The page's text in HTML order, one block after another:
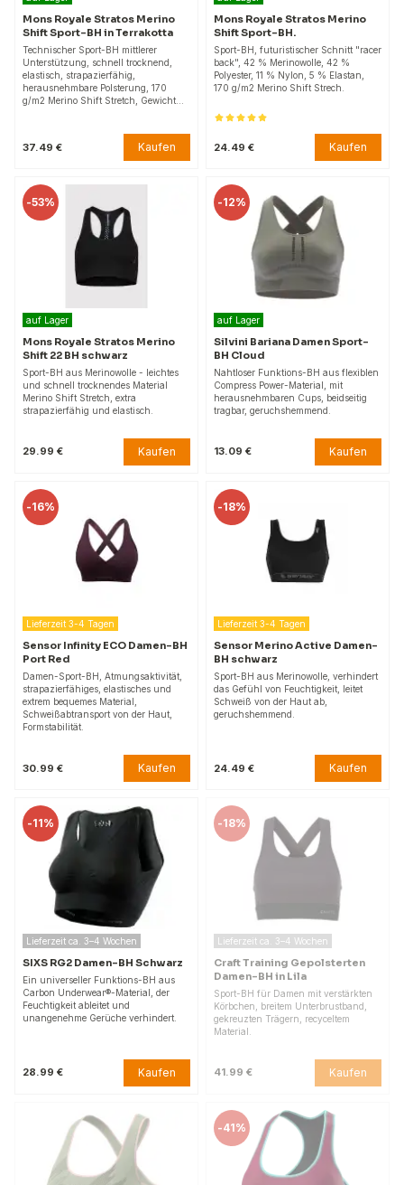
Mons Royale Stratos Merino
Shift Sport-BH in Terrakotta
Technischer Sport-BH mittlerer
Unterstützung, schnell trocknend,
elastisch, strapazierfähig,
herausnehmbare Polsterung, 170
g/m2 Merino Shift Stretch, Gewicht…
37.49 € Kaufen
Mons Royale Stratos Merino
Shift Sport-BH.
Sport-BH, futuristischer Schnitt "racer
back", 42 % Merinowolle, 42 %
Polyester, 11 % Nylon, 5 % Elastan,
170 g/m2 Merino Shift Strech.
24.49 € Kaufen
-53%
auf Lager
Mons Royale Stratos Merino
Shift 22 BH schwarz
Sport-BH aus Merinowolle - leichtes
und schnell trocknendes Material
Merino Shift Stretch, extra
strapazierfähig und elastisch.
29.99 € Kaufen
-12%
auf Lager
Silvini Bariana Damen Sport-
BH Cloud
Nahtloser Funktions-BH aus flexiblen
Compress Power-Material, mit
herausnehmbaren Cups, beidseitig
tragbar, geruchshemmend.
13.09 € Kaufen
-16%
Lieferzeit 3-4 Tagen
Sensor Infinity ECO Damen-BH
Port Red
Damen-Sport-BH, Atmungsaktivität,
strapazierfähiges, elastisches und
extrem bequemes Material,
Schweißabtransport von der Haut,
Formstabilität.
30.99 € Kaufen
-18%
Lieferzeit 3-4 Tagen
Sensor Merino Active Damen-
BH schwarz
Sport-BH aus Merinowolle, verhindert
das Gefühl von Feuchtigkeit, leitet
Schweiß von der Haut ab,
geruchshemmend.
24.49 € Kaufen
-11%
Lieferzeit ca. 3–4 Wochen
SIXS RG2 Damen-BH Schwarz
Ein universeller Funktions-BH aus
Carbon Underwear®-Material, der
Feuchtigkeit ableitet und
unangenehme Gerüche verhindert.
28.99 € Kaufen
-18%
Lieferzeit ca. 3–4 Wochen
Craft Training Gepolsterten
Damen-BH in Lila
Sport-BH für Damen mit verstärkten
Körbchen, breitem Unterbrustband,
gekreuzten Trägern, recyceltem
Material.
41.99 € Kaufen
-41%